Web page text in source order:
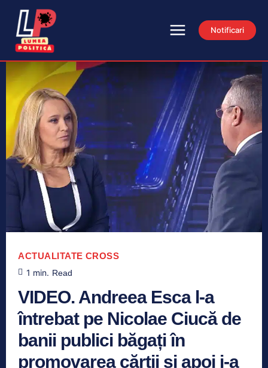
Notificari
ACTUALITATE CROSS
1 min. Read
VIDEO. Andreea Esca l-a
întrebat pe Nicolae Ciucă de
banii publici băgați în
promovarea cărții și apoi i-a